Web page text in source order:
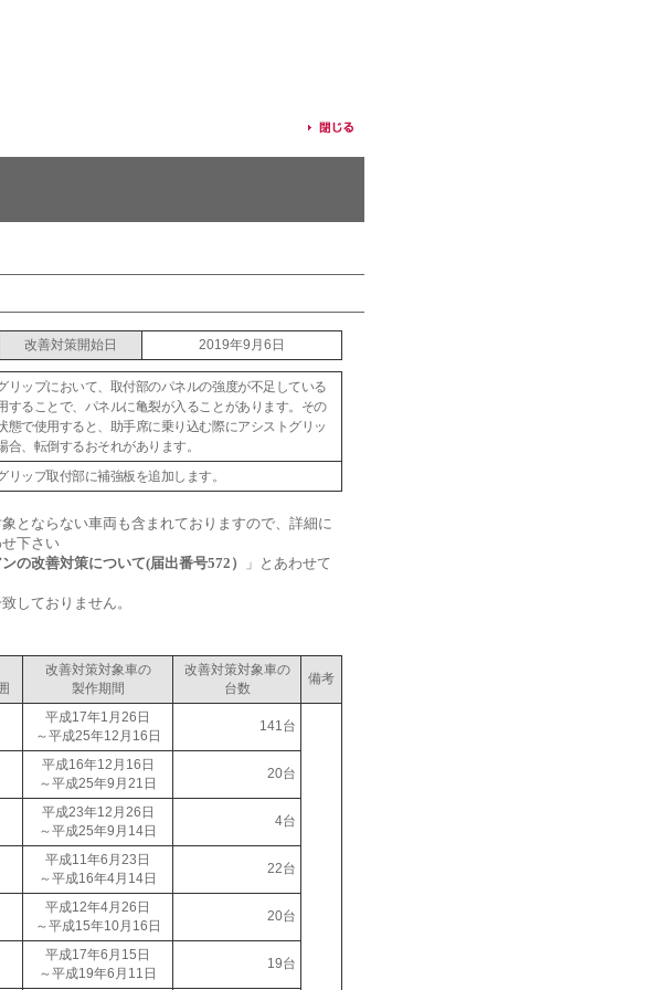
改善対策開始日 2019年9月6日
リップにおいて、取付部のパネルの強度が不足している
することで、パネルに亀裂が入ることがあります。その
態で使用すると、助手席に乗り込む際にアシストグリッ
合、転倒するおそれがあります。
リップ取付部に補強板を追加します。
とならない車両も含まれておりますので、詳細に
下さい
の改善対策について(届出番号572）
」とあわせて
しておりません。
改善対策対象車の
製作期間
改善対策対象車の
台数
備考
平成17年1月26日
～平成25年12月16日
141台
平成16年12月16日
～平成25年9月21日
20台
平成23年12月26日
～平成25年9月14日
4台
平成11年6月23日
～平成16年4月14日
22台
平成12年4月26日
～平成15年10月16日
20台
平成17年6月15日
～平成19年6月11日
19台